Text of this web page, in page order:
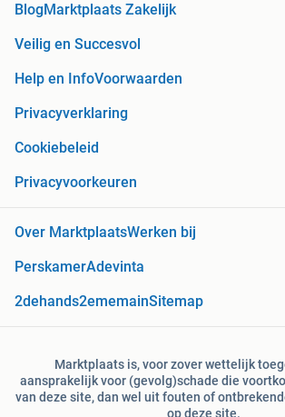
Blog Marktplaats Zakelijk
Veilig en Succesvol
Help en InfoVoorwaarden
Privacyverklaring
Cookiebeleid
Privacyvoorkeuren
Over MarktplaatsWerken bij
PerskamerAdevinta
2dehands2ememainSitemap
Marktplaats is, voor zover wettelijk
aansprakelijk voor (gevolg)schade die
van deze site, dan wel uit fouten of
op deze site.